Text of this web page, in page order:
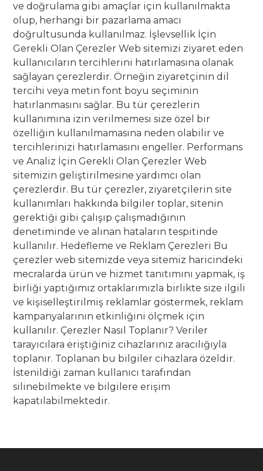
ve doğrulama gibi amaçlar için kullanılmakta
olup, herhangi bir pazarlama amacı
doğrultusunda kullanılmaz. İşlevsellik İçin
Gerekli Olan Çerezler Web sitemizi ziyaret eden
kullanıcıların tercihlerini hatırlamasına olanak
sağlayan çerezlerdir. Örneğin ziyaretçinin dil
tercihi veya metin font boyu seçiminin
hatırlanmasını sağlar. Bu tür çerezlerin
kullanımına izin verilmemesi size özel bir
özelliğin kullanılmamasına neden olabilir ve
tercihlerinizi hatırlamasını engeller. Performans
ve Analiz İçin Gerekli Olan Çerezler Web
sitemizin geliştirilmesine yardımcı olan
çerezlerdir. Bu tür çerezler, ziyaretçilerin site
kullanımları hakkında bilgiler toplar, sitenin
gerektiği gibi çalışıp çalışmadığının
denetiminde ve alınan hataların tespitinde
kullanılır. Hedefleme ve Reklam Çerezleri Bu
çerezler web sitemizde veya sitemiz haricindeki
mecralarda ürün ve hizmet tanıtımını yapmak, iş
birliği yaptığımız ortaklarımızla birlikte size ilgili
ve kişiselleştirilmiş reklamlar göstermek, reklam
kampanyalarının etkinliğini ölçmek için
kullanılır. Çerezler Nasıl Toplanır? Veriler
tarayıcılara eriştiğiniz cihazlarınız aracılığıyla
toplanır. Toplanan bu bilgiler cihazlara özeldir.
İstenildiği zaman kullanıcı tarafından
silinebilmekte ve bilgilere erişim
kapatılabilmektedir.